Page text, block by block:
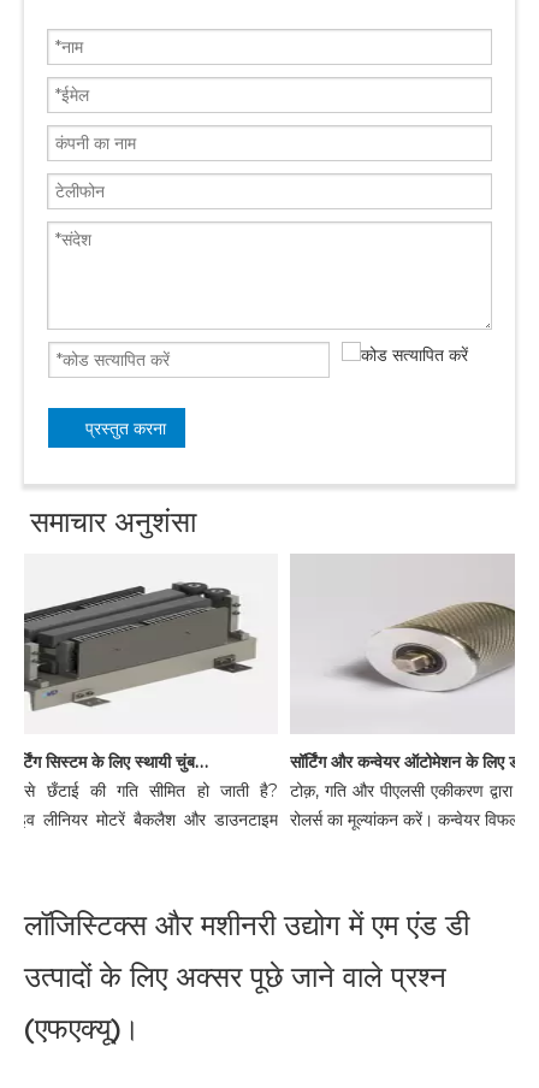
प्रस्तुत करना
समाचार अनुशंसा
हाई-स्पीड सॉर्टिंग सिस्टम के लिए स्थायी चुंबक रैखिक मोटर के लाभ
से छँटाई की गति सीमित हो जाती है?
लीनियर मोटरें बैकलैश और डाउनटाइम
टोक़, गति और पीएलसी एकीकरण द्वारा
रोलर्स का मूल्यांकन करें। कन्वेयर विफलता
लॉजिस्टिक्स और मशीनरी उद्योग में एम एंड डी
उत्पादों के लिए अक्सर पूछे जाने वाले प्रश्न
(एफएक्यू)।